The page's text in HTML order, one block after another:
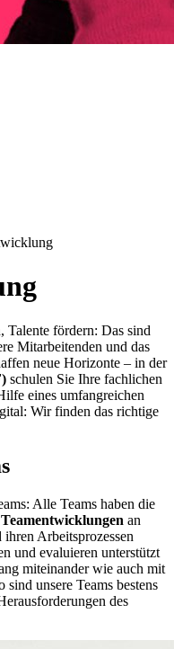
Talente fördern: Das sind
Mitarbeitenden und das
neue Horizonte – in der
schulen Sie Ihre fachlichen
eines umfangreichen
Wir finden das richtige
Alle Teams haben die
Teamentwicklungen an
Arbeitsprozessen
und evaluieren unterstützt
miteinander wie auch mit
unsere Teams bestens
des